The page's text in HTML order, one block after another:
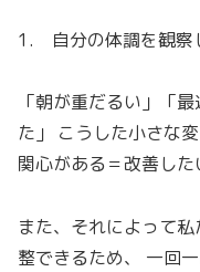
1. 自分の体調を観察
「朝が重だるい」「
た」 こうした小さな
関心がある＝改善した
また、それによって
整できるため、 一回